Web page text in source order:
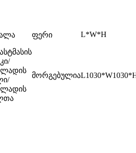
ფერი L*W*H
მორგებულია